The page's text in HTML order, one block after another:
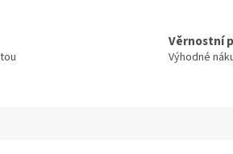
Věrnostní
Výhodné